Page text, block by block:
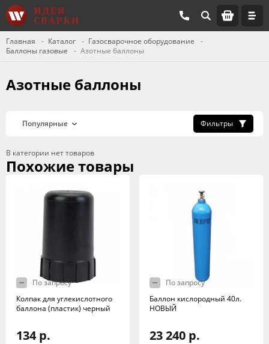
Главная Каталог
Газосварочное оборудование
Баллоны газовые
Азотные баллоны
Азотные баллоны
Фильтры
В категории нет товаров
Похожие товары
По запросу
Колпак для углекислотного
баллона (пластик) черный
134 р.
По запросу
Баллон кислородный 40л.
НОВЫЙ
23 240 р.